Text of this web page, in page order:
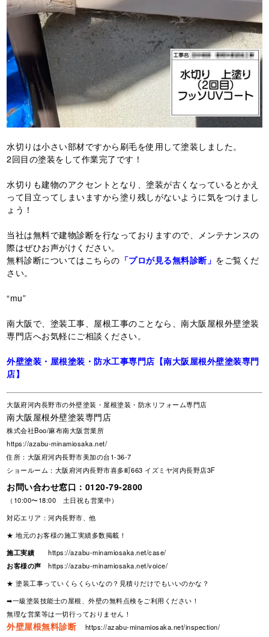
水切りは小さい部材ですから刷毛を使用して塗装しました。
2回目の塗装をして作業完了です！
水切りも建物のアクセントとなり、塗装が古くなっているとかえ
って目立ってしまいますから塗り残しがないように気をつけまし
ょう！
当社は無料で建物診断を行なっておりますので、メンテナンスの
際はぜひお声がけください。
無料診断についてはこちらの 「プロが見る無料診断」 をご覧くだ
さい。
“mu”
南大阪で、塗装工事、屋根工事のことなら、南大阪屋根外壁塗装
専門店へお気軽にご相談ください。
外壁塗装・屋根塗装・防水工事専門店【南大阪屋根外壁塗装専門
店】
大阪府河内長野市の外壁塗装・屋根塗装・防水リフォーム専門店
南大阪屋根外壁塗装専門店
株式会社Boo/麻布南大阪営業所
https://azabu-minamiosaka.net/
住所：大阪府河内長野市美加の台1-36-7
ショールーム：大阪府河内長野市喜多町663 イズミヤ河内長野店3F
お問い合わせ窓口： 0120-79-2800
（10:00〜18:00 土日祝も営業中）
対応エリア：河内長野市、他
★ 地元のお客様の施工実績多数掲載！
施工実績
https://azabu-minamiosaka.net/case/
お客様の声
https://azabu-minamiosaka.net/voice/
★ 塗装工事っていくらくらいなの？見積りだけでもいいのかな？
➡一級塗装技能士の屋根、外壁の無料点検をご利用ください！
無理な営業等は一切行っておりません！
外壁屋根無料診断 https://azabu-minamiosaka.net/inspection/